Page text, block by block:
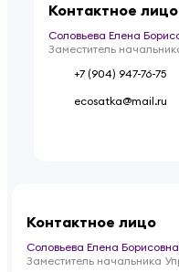
Контактное лицо
Соловьева Елена
Заместитель
+7 (904) 947-76-75
ecosatka@mail.ru
Контактное лицо
Соловьева Елена Борисовна
Заместитель начальника